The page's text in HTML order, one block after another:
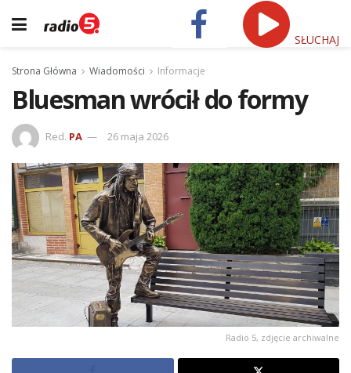
SŁUCHAJ
Strona Główna Wiadomości Informacje
Bluesman wrócił do formy
Red. PA 26 maja 2026
Radio 5, zdjęcie archiwalne